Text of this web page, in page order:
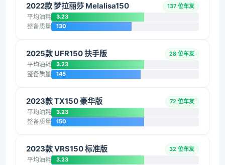
2022款 梦拉丽莎 Melalisa150 137 位车友
平均油耗 3.23
整备质量 130
2025款 UFR150 扶手版 28 位车友
平均油耗 3.23
整备质量 145
2023款 TX150 豪华版 72 位车友
平均油耗 3.23
整备质量 150
2023款 VRS150 标准版 32 位车友
平均油耗 3.23